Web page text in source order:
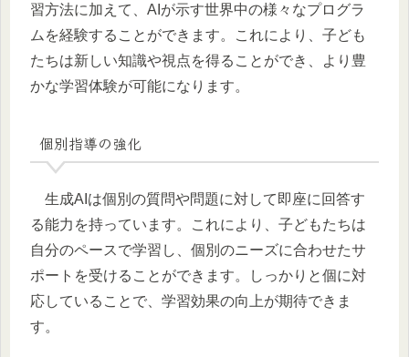
習方法に加えて、AIが示す世界中の様々なプログラ
ムを経験することができます。これにより、子ども
たちは新しい知識や視点を得ることができ、より豊
かな学習体験が可能になります。
個別指導の強化
生成AIは個別の質問や問題に対して即座に回答す
る能力を持っています。これにより、子どもたちは
自分のペースで学習し、個別のニーズに合わせたサ
ポートを受けることができます。しっかりと個に対
応していることで、学習効果の向上が期待できま
す。